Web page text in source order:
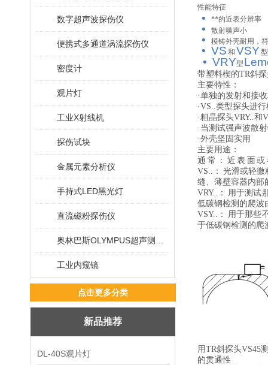
数字超声波探伤仪
便携式多通道涡流探伤仪
密度计
观片灯
工业X射线机
探伤试块
金属元素分析仪
手持式LED黑光灯
直流磁粉探伤仪
工业内窥镜
点击更多分类
新品推荐
DL-40S观片灯
性能特征
• **的近表分辨率
• 散射噪声小
• 模铸外壳耐用，
• VS 和 VSY 型
• VRY型
带塑料楔的TR斜
主要特性：
·单独的发射和接
·VS..类型探头进
·粗晶探头VRY..和
·当测试强声波散
·外壳坚固实用
主要用途：
通 常 ： 近 表 面
VS..： 光滑或轻
缝、薄壁容器内部
VRY..： 用于测试
低碳钢检测的爬波
VSY..： 用于那些
于低碳钢检测的爬
用TR斜探头VS45
的贯通性